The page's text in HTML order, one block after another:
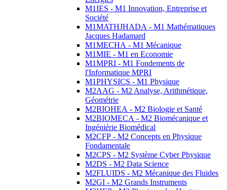
M1IES - M1 Innovation, Entreprise et
Société
M1MATHJHADA - M1 Mathématiques
Jacques Hadamard
M1MECHA - M1 Mécanique
M1MIE - M1 en Economie
M1MPRI - M1 Fondements de
l'Informatique MPRI
M1PHYSICS - M1 Physique
M2AAG - M2 Analyse, Arithmétique,
Géométrie
M2BIOHEA - M2 Biologie et Santé
M2BIOMECA - M2 Biomécanique et
Ingéniérie Biomédical
M2CFP - M2 Concepts en Physique
Fondamentale
M2CPS - M2 Système Cyber Physique
M2DS - M2 Data Science
M2FLUIDS - M2 Mécanique des Fluides
M2GI - M2 Grands Instruments